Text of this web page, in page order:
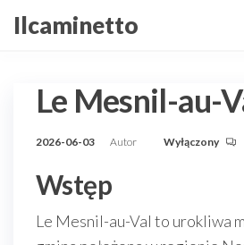
Przejdź
doIlcaminetto
Le Mesnil-au-
2026-06-03 Autor Wyłączony
Wstęp
Le Mesnil-au-Val to urokliwa